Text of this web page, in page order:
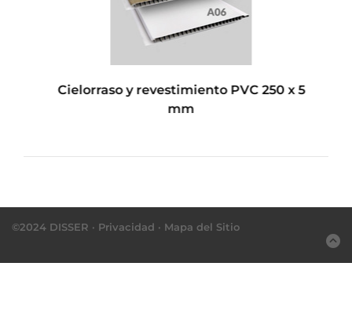
Cielorraso y revestimiento PVC 250 x 5
mm
©2024 DISSER · Privacidad · Mapa del Sitio